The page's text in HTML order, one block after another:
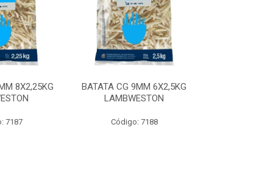
8X2,25KG
7187
BATATA CG 9MM 6X2,5KG
LAMBWESTON
Código: 7188